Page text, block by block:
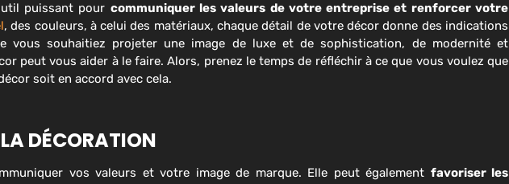
puissant pour communiquer les valeurs de votre entreprise et renforcer votre
, des couleurs, à celui des matériaux, chaque détail de votre décor donne des indications
vous souhaitiez projeter une image de luxe et de sophistication, de modernité et
peut vous aider à le faire. Alors, prenez le temps de réfléchir à ce que vous voulez que
soit en accord avec cela.
DÉCORATION
vos valeurs et votre image de marque. Elle peut également favoriser les